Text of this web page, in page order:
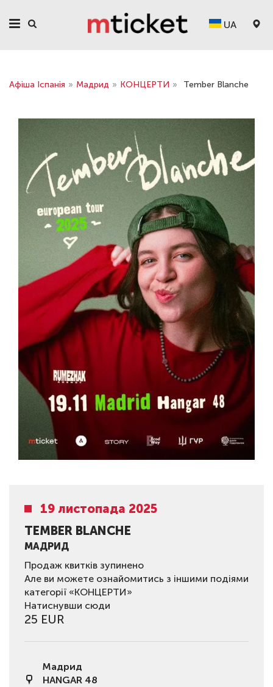
UA
Афіша Іспанія » Мадрид » КОНЦЕРТИ » Tember Blanche
19 листопада 2025
TEMBER BLANCHE
МАДРИД
Продаж квитків зупинено
Але ви можете ознайомитись з іншими подіями
категорії «КОНЦЕРТИ»
Натиснувши сюди
25 EUR
Мадрид
HANGAR 48